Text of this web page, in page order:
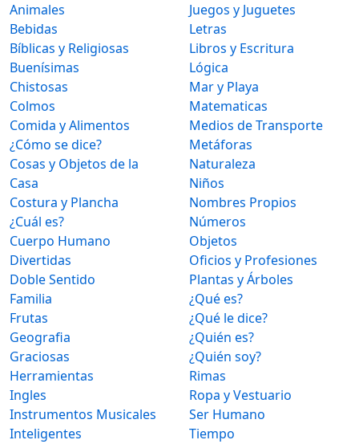
Animales
Bebidas
Bíblicas y Religiosas
Buenísimas
Chistosas
Colmos
Comida y Alimentos
¿Cómo se dice?
Cosas y Objetos de la
Casa
Costura y Plancha
¿Cuál es?
Cuerpo Humano
Divertidas
Doble Sentido
Familia
Frutas
Geografia
Graciosas
Herramientas
Ingles
Instrumentos Musicales
Inteligentes
Juegos y Juguetes
Letras
Libros y Escritura
Lógica
Mar y Playa
Matematicas
Medios de Transporte
Metáforas
Naturaleza
Niños
Nombres Propios
Números
Objetos
Oficios y Profesiones
Plantas y Árboles
¿Qué es?
¿Qué le dice?
¿Quién es?
¿Quién soy?
Rimas
Ropa y Vestuario
Ser Humano
Tiempo